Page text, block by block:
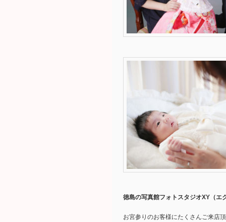
徳島の写真館フォトスタジオXY（エ
お宮参りのお客様にたくさんご来店